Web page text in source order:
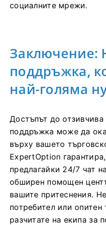
социалните мрежи.
Заключение:
поддръжка,
най-голяма
Достъпът до
поддръжка може да
върху вашето
ExpertOption
предлагайки 24/7 чат
обширен помощен
вашите притеснения.
потребител или
разчитате на екипа за